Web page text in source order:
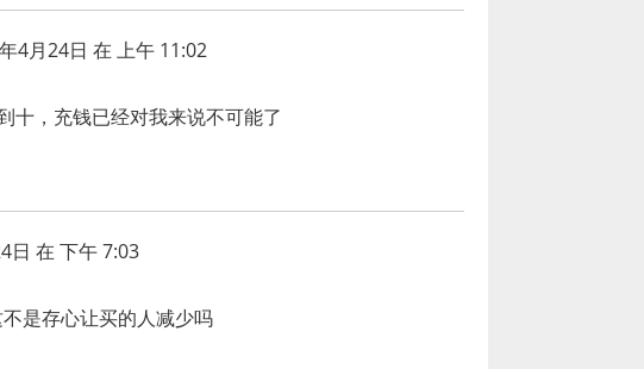
4月24日 在 上午 11:02
十，充钱已经对我来说不可能了
日 在 下午 7:03
是存心让买的人减少吗